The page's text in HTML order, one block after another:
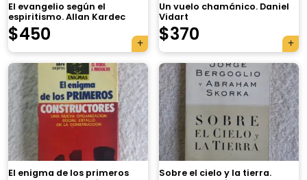
El evangelio según el
espiritismo. Allan Kardec
$450
Un vuelo chamánico. Daniel
Vidart
$370
El enigma de los primeros
Sobre el cielo y la tierra.
×